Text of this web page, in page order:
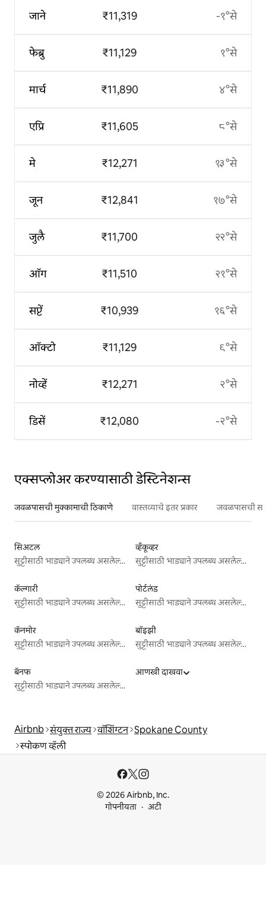
जाने
फेब्रु
मार्च
एप्रि
मे
जून
जुलै
ऑग
सप्टें
ऑक्टो
नोव्हें
डिसें
₹11,319
₹11,129
₹11,890
₹11,605
₹12,271
₹12,841
₹11,700
₹11,510
₹10,939
₹11,129
₹12,271
₹12,080
-१°से
१°से
४°से
८°से
१३°से
१७°से
२२°से
२१°से
१६°से
९°से
२°से
-२°से
एक्सप्लोअर करण्यासाठी डेस्टिनेशन्स
जवळपासची मुक्कामाची ठिकाणे वास्तव्याचे इतर प्रकार जवळपासची
सिअटल
सुट्टीसाठी भाड्याने उपलब्ध असलेल्या जागा
व्हँकूव्हर
सुट्टीसाठी भाड्याने उपलब्ध असलेल्या जागा
कॅल्गारी
सुट्टीसाठी भाड्याने उपलब्ध असलेल्या जागा
पोर्टलंड
सुट्टीसाठी भाड्याने उपलब्ध असलेल्या जागा
कॅनमोर
सुट्टीसाठी भाड्याने उपलब्ध असलेल्या जागा
बॉइझी
सुट्टीसाठी भाड्याने उपलब्ध असलेल्या जागा
बॅनफ
सुट्टीसाठी भाड्याने उपलब्ध असलेल्या जागा
आणखी दाखवा
Airbnb संयुक्त राज्य वॉशिंग्टन Spokane County
स्पोकण व्हॅली
© 2026 Airbnb, Inc.
गोपनीयता
अटी